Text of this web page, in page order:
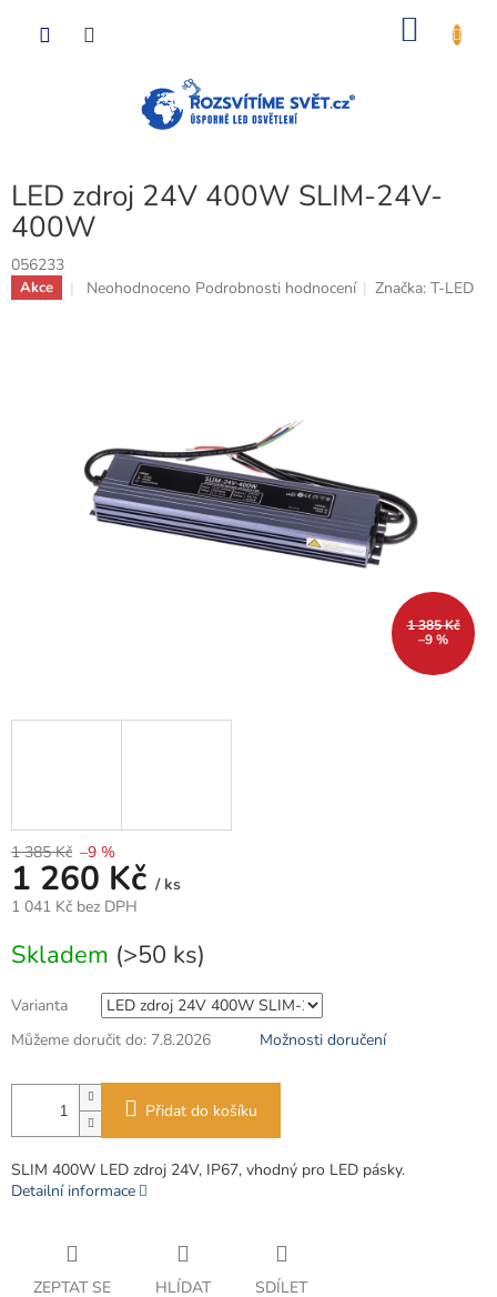
LED zdroj 24V 400W SLIM-24V-
400W
056233
Akce
Průměrné
Neohodnoceno Podrobnosti hodnocení Značka:T-LED
1 385 Kč
–9 %
1 385 Kč –9 %
1 260 Kč / ks
1 041 Kč bez DPH
cena:
Skladem (>50 ks)
Varianta
Můžeme doručit do: 7.8.2026 Možnosti doručení
Přidat do košíku
SLIM 400W LED zdroj 24V, IP67, vhodný pro LED pásky.
Detailní informace
ZEPTAT SE HLÍDAT SDÍLET